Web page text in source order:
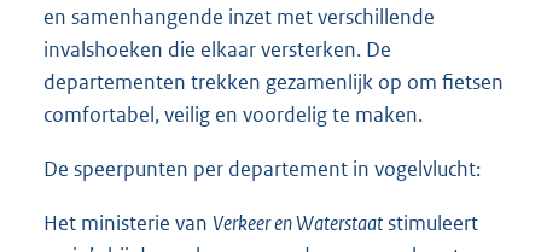
en samenhangende inzet met verschillende
invalshoeken die elkaar versterken. De
departementen trekken gezamenlijk op om fietsen
comfortabel, veilig en voordelig te maken.
De speerpunten per departement in vogelvlucht:
Het ministerie van Verkeer en Waterstaatstimuleert